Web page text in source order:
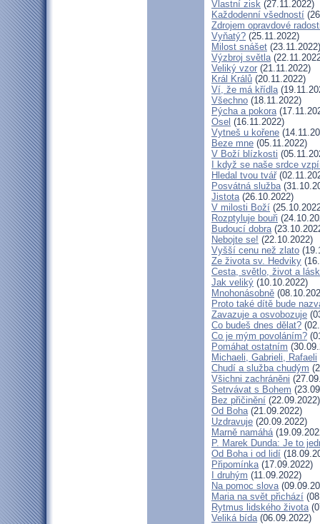
Vlastní zisk (27.11.2022)
Každodenní všedností
Zdrojem opravdové
Vyňatý? (25.11.2022)
Milost snášet (23.11.2022)
Výzbroj světla
Veliký vzor (21.11.2022)
Král Králů (20.11.2022)
Ví, že má křídla
Všechno (18.11.2022)
Pýcha a pokora
Osel (16.11.2022)
Vytneš u kořene
Beze mne (05.11.2022)
V Boží blízkosti
I když se naše srdce
Hledal tvou tvář
Posvátná služba
Jistota(26.10.2022)
V milosti Boží
Rozptyluje bouři
Budoucí dobra
Nebojte se! (22.10.2022)
Vyšší cenu než zlato
Ze života sv. Hedviky
Cesta, světlo, život a
Jak veliký (10.10.2022)
Mnohonásobně
Proto také dítě bude
Zavazuje a osvobozuje
Co budeš dnes dělat?
Co je mým povoláním?
Pomáhat ostatním
Michaeli, Gabrieli, Rafaeli
Chudí a služba chudým
Všichni zachráněni
Setrvávat s Bohem
Bez přičinění (22.09.2022)
Od Boha(21.09.2022)
Uzdravuje (20.09.2022)
Marně namáhá
P. Marek Dunda: Je to
Od Boha i od lidí
Připomínka(17.09.2022)
I druhým (11.09.2022)
Na pomoc slova
Maria na svět přichází
Rytmus lidského života
Veliká bída(06.09.2022)